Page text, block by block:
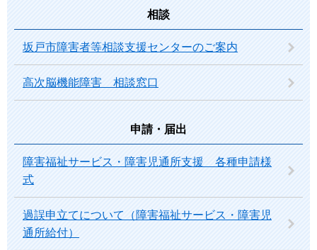
相談
坂戸市障害者等相談支援センターのご案内
高次脳機能障害 相談窓口
申請・届出
障害福祉サービス・障害児通所支援 各種申請様
式
過誤申立てについて（障害福祉サービス・障害児
通所給付）